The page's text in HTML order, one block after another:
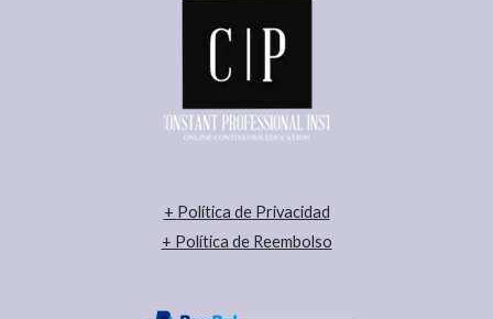
+ Política de Privacidad
+ Política de Reembolso